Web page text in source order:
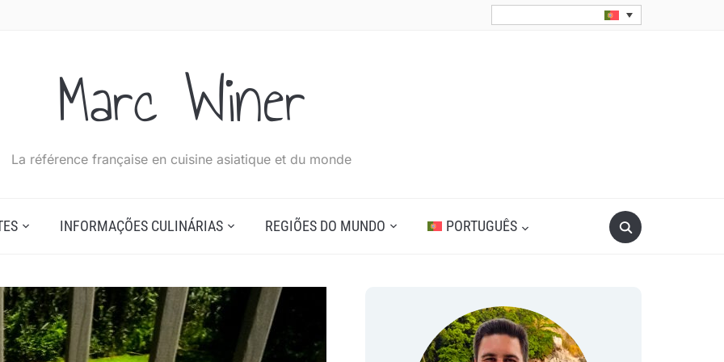
Marc Winer
La référence française en cuisine asiatique et du monde
Search
for:
INFORMAÇÕES CULINÁRIAS REGIÕES DO MUNDO PORTUGUÊS